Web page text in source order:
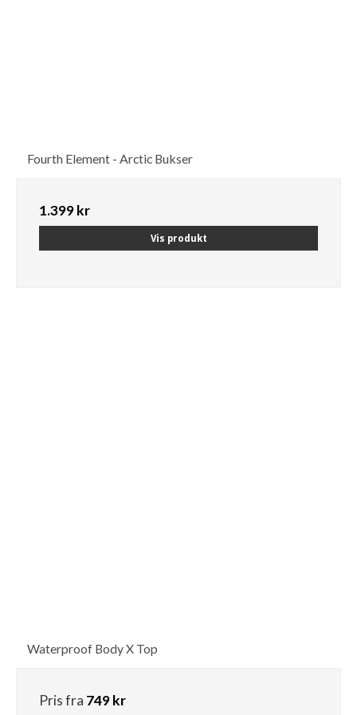
Fourth Element - Arctic Bukser
1.399 kr
Vis produkt
Waterproof Body X Top
Pris fra 749 kr